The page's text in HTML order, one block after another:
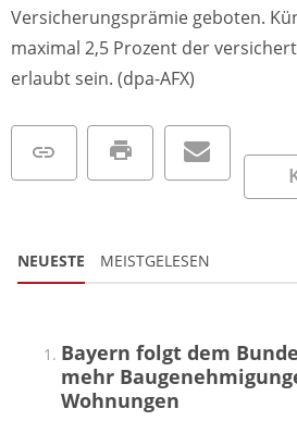
Versicherungsprämie geboten.
maximal 2,5 Prozent der
erlaubt sein. (dpa-AFX)
NEUESTE MEISTGELESEN
Bayern folgt dem
mehr
Wohnungen